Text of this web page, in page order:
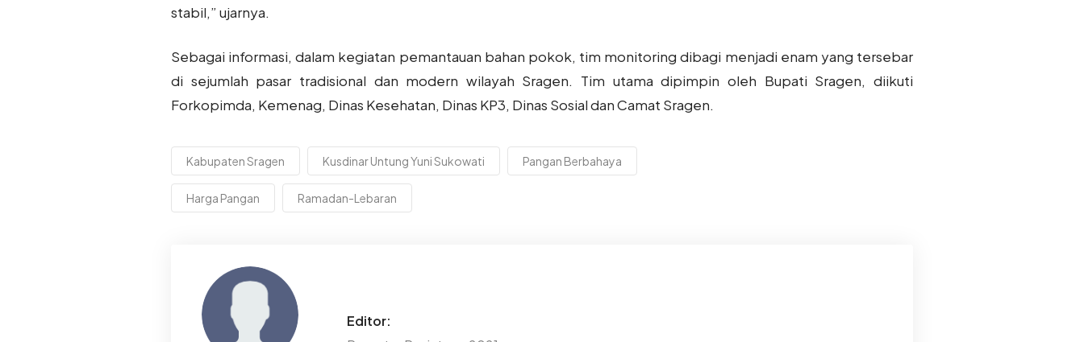
stabil,” ujarnya.
Sebagai informasi, dalam kegiatan pemantauan bahan pokok, tim monitoring dibagi menjadi enam yang tersebar
di sejumlah pasar tradisional dan modern wilayah Sragen. Tim utama dipimpin oleh Bupati Sragen, diikuti
Forkopimda, Kemenag, Dinas Kesehatan, Dinas KP3, Dinas Sosial dan Camat Sragen.
Kabupaten Sragen Kusdinar Untung Yuni Sukowati Pangan Berbahaya
Harga Pangan Ramadan-Lebaran
Editor: